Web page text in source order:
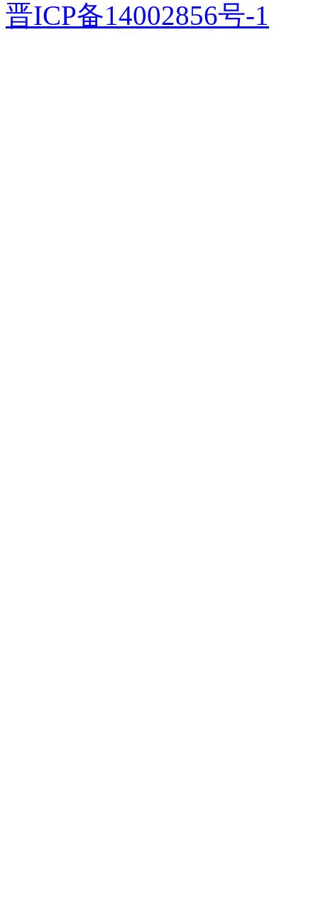
晋ICP备14002856号-1